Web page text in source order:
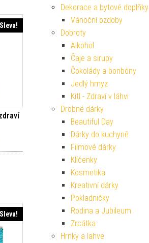
Sleva!
cena byla: 99 Kč.
Aktuální cena je: 89 Kč.
Sleva!
Dekorace a bytové doplňky
Vánoční ozdoby
Dobroty
Alkohol
Čaje a sirupy
Čokolády a bonbóny
Jedlý hmyz
Kitl - Zdraví v láhvi
Drobné dárky
Beautiful Day
Dárky do kuchyně
Filmové dárky
Klíčenky
Kosmetika
Kreativní dárky
Pokladničky
Rodina a Jubileum
Zrcátka
Hrnky a lahve